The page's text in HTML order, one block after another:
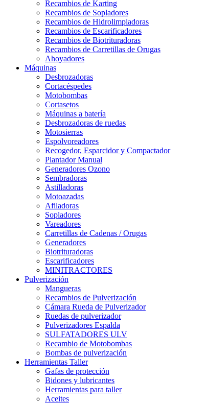
Recambios de Karting
Recambios de Sopladores
Recambios de Hidrolimpiadoras
Recambios de Escarificadores
Recambios de Biotrituradoras
Recambios de Carretillas de Orugas
Ahoyadores
Máquinas
Desbrozadoras
Cortacéspedes
Motobombas
Cortasetos
Máquinas a batería
Desbrozadoras de ruedas
Motosierras
Espolvoreadores
Recogedor, Esparcidor y Compactador
Plantador Manual
Generadores Ozono
Sembradoras
Astilladoras
Motoazadas
Afiladoras
Sopladores
Vareadores
Carretillas de Cadenas / Orugas
Generadores
Biotrituradoras
Escarificadores
MINITRACTORES
Pulverización
Mangueras
Recambios de Pulverización
Cámara Rueda de Pulverizador
Ruedas de pulverizador
Pulverizadores Espalda
SULFATADORES ULV
Recambio de Motobombas
Bombas de pulverización
Herramientas Taller
Gafas de protección
Bidones y lubricantes
Herramientas para taller
Aceites